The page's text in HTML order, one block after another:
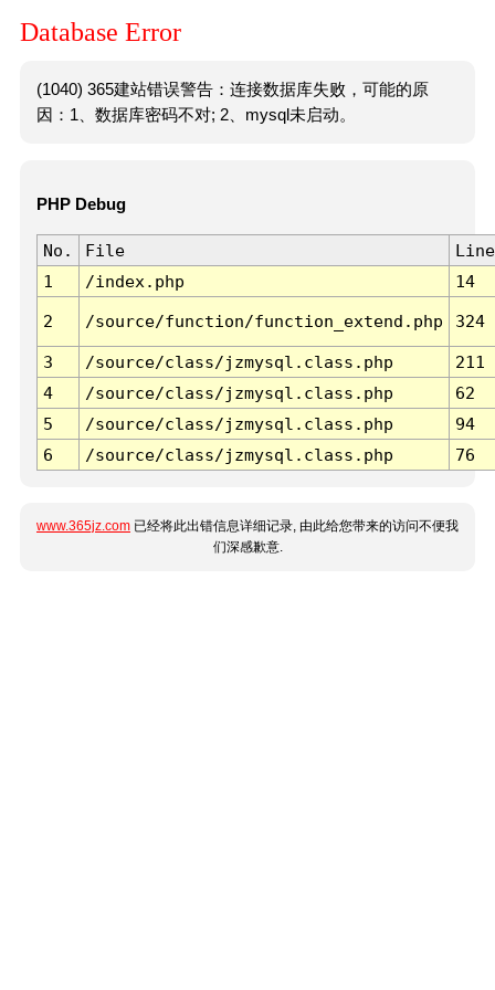
Database Error
(1040) 365建站错误警告：连接数据库失败，可能的原
因：1、数据库密码不对; 2、mysql未启动。
PHP Debug
No. File
Line
1
/index.php 14
2 /source/function/function_extend.php 324
3 /source/class/jzmysql.class.php
211
4
/source/class/jzmysql.class.php
62
5
/source/class/jzmysql.class.php
94
6
/source/class/jzmysql.class.php 76
www.365jz.com 已经将此出错信息详细记录, 由此给您带来的访问不便我
们深感歉意.